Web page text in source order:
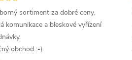
sortiment za dobré ceny,
komunikace a bleskové vyřízení
obchod :-)